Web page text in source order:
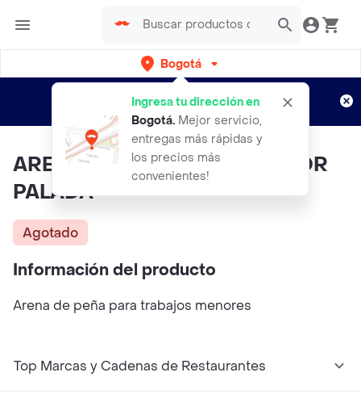
Bogotá
Ingresa tu dirección en
Bogotá. Mejor servicio,
entregas más rápidas y
los precios más
convenientes!
envíos gratis por semanas
Aplican TyC
ARENA DE PEÑA EN BOLSA POR
PALADA
Agotado
Información del producto
Arena de peña para trabajos menores
Top Marcas y Cadenas de Restaurantes